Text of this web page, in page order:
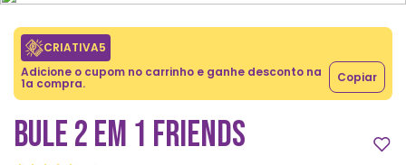
CRIATIVA5
Adicione o cupom no carrinho e ganhe desconto na
1a compra. Copiar
BULE 2 EM 1 FRIENDS